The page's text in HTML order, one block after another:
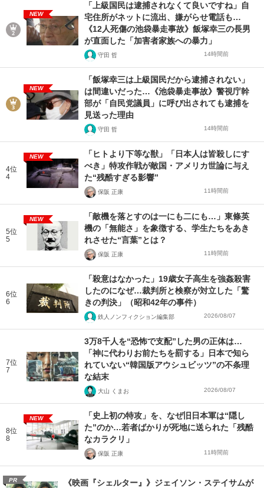
NEW
「上級国民は逮捕されなくて良いですね」自
宅住所がネットに流出、嫌がらせ電話も…
《12人死傷の池袋暴走事故》飯塚幸三の長男
が直面した「加害者家族への暴力」
守田 哲 14時間前
NEW
「飯塚幸三は上級国民だから逮捕されない」
は間違いだった…《池袋暴走事故》警視庁幹
部が「自民党議員」に呼び出されても逮捕を
見送った理由
守田 哲 14時間前
4位
4
NEW
「ヒトより下等な獣」「日本人は皆殺しにす
べき」特攻作戦が敵国・アメリカ世論に与え
た“残酷すぎる影響”
保阪 正康 11時間前
5位
5
NEW
「敵機を落とすのは一にも二にも…」東條英
機の「無能さ」を象徴する、学生たちをあき
れさせた“言葉”とは？
保阪 正康 11時間前
6位
6
「殺意はなかった」19歳女子高生を強姦殺害
したのになぜ…裁判所と検察が対立した「驚
きの判決」（昭和42年の事件）
鉄人ノンフィクション編集部 2026/08/07
7位
7
3万8千人を“恐怖で支配”した男の正体は…
「神に代わりお前たちを罰する」日本で知ら
れていない“韓国版アウシュビッツ”の不条理
な結末
大山 くまお 2026/08/07
8位
8
NEW
「史上初の特攻」を、なぜ旧日本軍は“隠し
た”のか…若者ばかりが死地に送られた「残酷
なカラクリ」
保阪 正康 11時間前
PR
《映画『シェルター』》ジェイソン・ステイサムが